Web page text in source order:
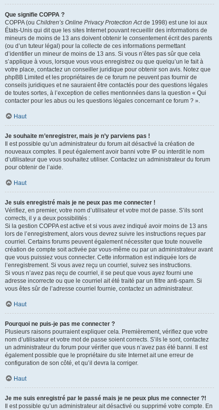
Que signifie COPPA ?
COPPA (ou Children’s Online Privacy Protection Actde 1998) est une loi aux
États-Unis qui dit que les sites Internet pouvant recueillir des informations de
mineurs de moins de 13 ans doivent obtenir le consentement écrit des parents
(ou d’un tuteur légal) pour la collecte de ces informations permettant
d’identifier un mineur de moins de 13 ans. Si vous n’êtes pas sûr que cela
s’applique à vous, lorsque vous vous enregistrez ou que quelqu’un le fait à
votre place, contactez un conseiller juridique pour obtenir son avis. Notez que
phpBB Limited et les propriétaires de ce forum ne peuvent pas fournir de
conseils juridiques et ne sauraient être contactés pour des questions légales
de toutes sortes, à l’exception de celles mentionnées dans la question « Qui
contacter pour les abus ou les questions légales concernant ce forum ? ».
Haut
Je souhaite m’enregistrer, mais je n’y parviens pas !
Il est possible qu’un administrateur du forum ait désactivé la création de
nouveaux comptes. Il peut également avoir banni votre IP ou interdit le nom
d’utilisateur que vous souhaitez utiliser. Contactez un administrateur du forum
pour obtenir de l’aide.
Haut
Je suis enregistré mais je ne peux pas me connecter !
Vérifiez, en premier, votre nom d’utilisateur et votre mot de passe. S’ils sont
corrects, il y a deux possibilités :
Si la gestion COPPA est active et si vous avez indiqué avoir moins de 13 ans
lors de l’enregistrement, alors vous devrez suivre les instructions reçues par
courriel. Certains forums peuvent également nécessiter que toute nouvelle
création de compte soit activée par vous-même ou par un administrateur avant
que vous puissiez vous connecter. Cette information est indiquée lors de
l’enregistrement. Si vous avez reçu un courriel, suivez ses instructions.
Si vous n’avez pas reçu de courriel, il se peut que vous ayez fourni une
adresse incorrecte ou que le courriel ait été traité par un filtre anti-spam. Si
vous êtes sûr de l’adresse courriel fournie, contactez un administrateur.
Haut
Pourquoi ne puis-je pas me connecter ?
Plusieurs raisons pourraient expliquer cela. Premièrement, vérifiez que votre
nom d’utilisateur et votre mot de passe soient corrects. S’ils le sont, contactez
un administrateur du forum pour vérifier que vous n’avez pas été banni. Il est
également possible que le propriétaire du site Internet ait une erreur de
configuration de son côté, et qu’il devra la corriger.
Haut
Je me suis enregistré par le passé mais je ne peux plus me connecter ?!
Il est possible qu’un administrateur ait désactivé ou supprimé votre compte. En